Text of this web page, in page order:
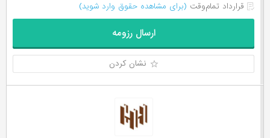
قرارداد تمام‌وقت (برای مشاهده حقوق وارد شوید)
ارسال رزومه
نشان کردن